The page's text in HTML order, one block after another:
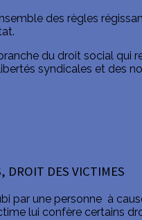
des règles
du droit social qui
syndicales et des
DROIT DES VICTIMES
par une personne à
lui confère certains